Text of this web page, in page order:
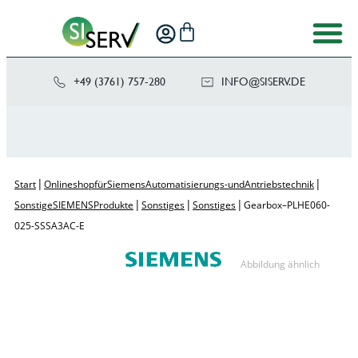
+49 (3761) 757-280 ED.VRE
SIS@OF
NI
Start | Onlineshop für Siemens Automatisierungs- und Antriebstechnik |
Sonstige SIEMENS Produkte | Sonstiges | Sonstiges | Gearbox – PLHE060-
025-SSSA3AC-E
Abbildung ähnlich